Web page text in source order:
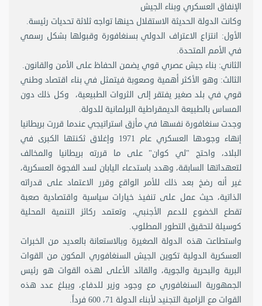
الإنفاق العسكري وبناء الجيش
وكانت الدولة الحديثة الاستقلال حينها تواجه ثلاثة تحديات رئيسة.
الأول: انتزاع الاعتراف الدولي بسنغافورة وقبولها بشكل رسمي
في الأمم المتحدة.
الثاني: بناء جيش عصري قوي يضمن الحفاظ على الأمن والقانون.
الثالث: وهو الأكثر أهمية وصعوبة فيتمثل في بناء اقتصاد وطني
قوي في بلد صغير يفتقر إلى الثروات الطبيعية، وكل ذلك دون
المساس بالطبيعة الديمقراطية البرلمانية للدولة.
وجدت سنغافورة نفسها في مأزق استراتيجي عندما قررت بريطانيا
إنهاء وجودها العسكري عام 1971 وإغلاق ثكنتها الكبرى في
البلاد، واحتج "لي كوان" على ما قررته بريطانيا والمخالف
لتعهداتها السابقة، وهدد باستدعاء اليابان لسد الفجوة العسكرية،
غير أنه رضخ بعد ذلك للأمر الواقع وقرر الاعتماد على قدراته
الذاتية، حيث عمل على تنفيذ خيارات سياسية واقتصادية صعبة
تقطع الخضوع للدعم الأجنبي، وتعتمد ركائز التنمية المحلية
كوسيلة لتحقيق التطور المطلوب.
واستطاعت هذه الدولة الصغيرة وبالاستعانة بالعديد من الخبرات
العسكرية الدولية تكوين الجيش السنغافوري المكون من القوات
البرية والبحرية والجوية، والقائد الأعلى لهذه القوات هو رئيس
الجمهورية السنغافوري مع وجود وزير للدفاع، ويبلغ عدد هذه
القوات مع الزامية التجنيد لأبناء الدولة 71، 600 فرداً.